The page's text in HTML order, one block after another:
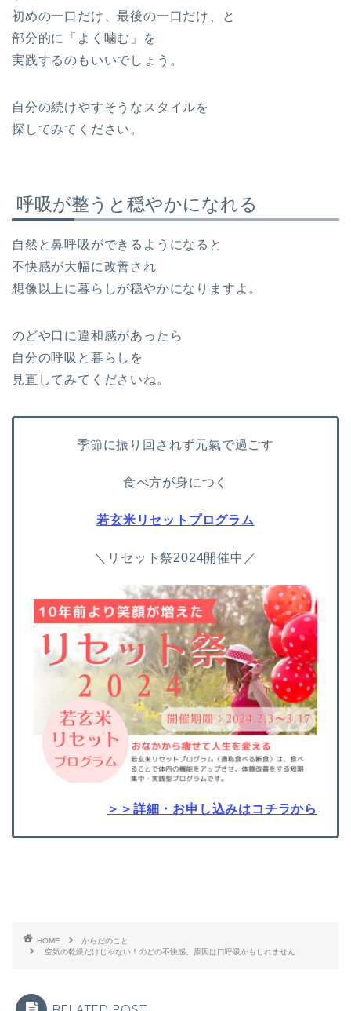
初めの一口だけ、最後の一口だけ、と
部分的に「よく噛む」を
実践するのもいいでしょう。
自分の続けやすそうなスタイルを
探してみてください。
呼吸が整うと穏やかになれる
自然と鼻呼吸ができるようになると
不快感が大幅に改善され
想像以上に暮らしが穏やかになりますよ。
のどや口に違和感があったら
自分の呼吸と暮らしを
見直してみてくださいね。
季節に振り回されず元氣で過ごす
食べ方が身につく
若玄米リセットプログラム
＼リセット祭2024開催中／
＞＞詳細・お申し込みはコチラから
HOME
からだのこと
空気の乾燥だけじゃない！のどの不快感、原因は口呼吸かもしれません